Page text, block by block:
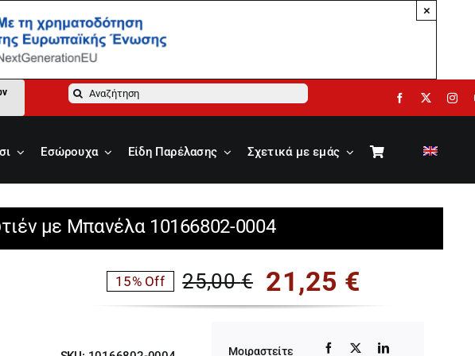
×
Αναζήτηση
Εσώρουχα Είδη Παρέλασης Σχετικά με εμάς
με Μπανέλα 10166802-0004
25,00€
Original21,25 €
Η
15% Off
Μοιραστείτε